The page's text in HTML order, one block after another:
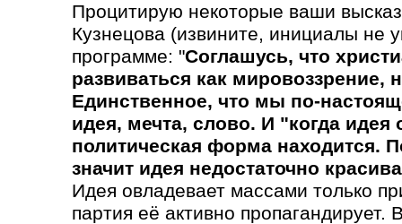
Процитирую некоторые ваши
Кузнецова (извините, инициалы не
программе: "Соглашусь, что
развиваться как мировоззрение,
Единственное, что мы по-
идея, мечта, слово. И "когда
политическая форма находится.
значит идея недостаточно
Идея овладевает массами только
партия её активно пропагандирует.